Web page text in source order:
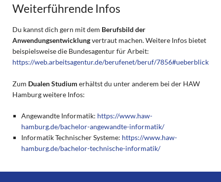
Weiterführende Infos
Du kannst dich gern mit dem Berufsbild der
Anwendungsentwicklungvertraut machen. Weitere Infos bietet
beispielsweise die Bundesagentur für Arbeit:
https://web.arbeitsagentur.de/berufenet/beruf/7856#ueberblick
Zum Dualen Studium erhältst du unter anderem bei der HAW
Hamburg weitere Infos:
Angewandte Informatik: https://www.haw-
hamburg.de/bachelor-angewandte-informatik/
Informatik Technischer Systeme: https://www.haw-
hamburg.de/bachelor-technische-informatik/